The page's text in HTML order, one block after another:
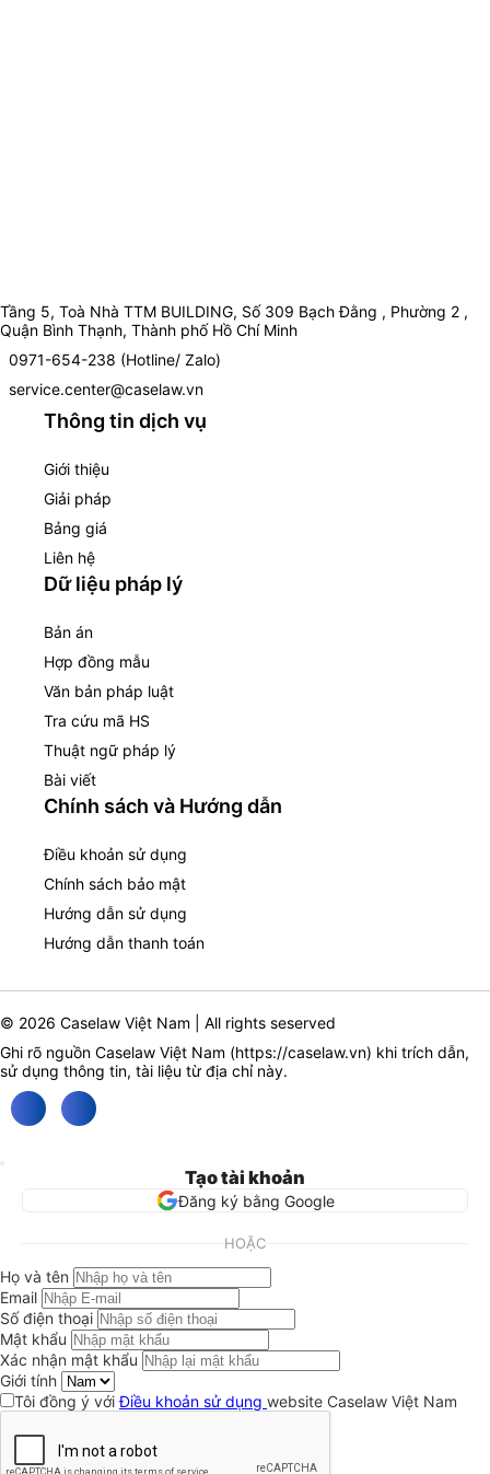
Tầng 5, Toà Nhà TTM BUILDING, Số 309 Bạch Đằng , Phường 2 ,
Quận Bình Thạnh, Thành phố Hồ Chí Minh
0971-654-238 (Hotline/ Zalo)
service.center@caselaw.vn
Thông tin dịch vụ
Giới thiệu
Giải pháp
Bảng giá
Liên hệ
Dữ liệu pháp lý
Bản án
Hợp đồng mẫu
Văn bản pháp luật
Tra cứu mã HS
Thuật ngữ pháp lý
Bài viết
Chính sách và Hướng dẫn
Điều khoản sử dụng
Chính sách bảo mật
Hướng dẫn sử dụng
Hướng dẫn thanh toán
© 2026 Caselaw Việt Nam | All rights seserved
Ghi rõ nguồn Caselaw Việt Nam (https://caselaw.vn) khi trích dẫn,
sử dụng thông tin, tài liệu từ địa chỉ này.
Tạo tài khoản
Đăng ký bằng Google
HOẶC
Họ và tên
Email
Số điện thoại
Mật khẩu
Xác nhận mật khẩu
Giới tính
Tôi đồng ý vớiĐiều khoản sử dụng website Caselaw Việt Nam